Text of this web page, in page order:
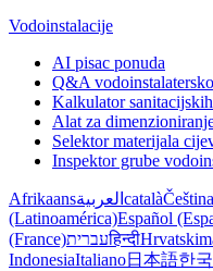
Vodoinstalacije
AI pisac ponuda
Q&A
Kalkulator
Alat za
Selektor materijala
Inspektor grube
Afrikaansالعربية catalàČeština
(Latinoamérica)Español
(France)עבריתहिन्दीHrvatski
IndonesiaItaliano日本語한